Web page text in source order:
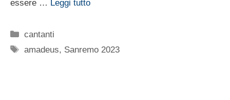
essere … Leggi tutto
Categorie
cantanti
Tag
amadeus, Sanremo 2023